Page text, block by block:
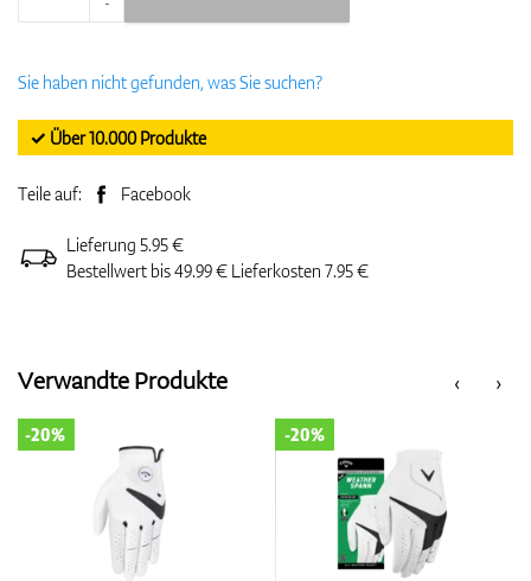
Sie haben nicht gefunden, was Sie suchen?
✓ Über 10.000 Produkte
Teile auf: Facebook
Lieferung 5.95 €
Bestellwert bis 49.99 € Lieferkosten 7.95 €
‹
Verwandte Produkte ›
-20% -20%